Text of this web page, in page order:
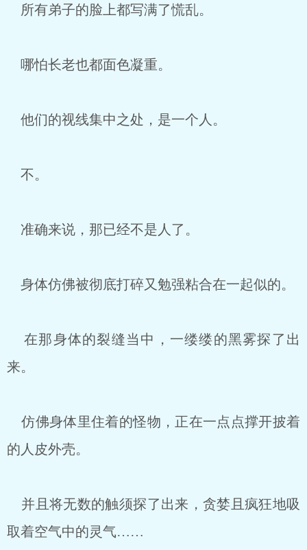
所有弟子的脸上都写满了慌乱。
哪怕长老也都面色凝重。
他们的视线集中之处，是一个人。
不。
准确来说，那已经不是人了。
身体仿佛被彻底打碎又勉强粘合在一起似的。
在那身体的裂缝当中，一缕缕的黑雾探了出
来。
仿佛身体里住着的怪物，正在一点点撑开披着
的人皮外壳。
并且将无数的触须探了出来，贪婪且疯狂地吸
取着空气中的灵气……